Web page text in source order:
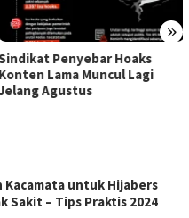
»
Penyebar Hoaks
Konten Lama Muncul Lagi
Agustus
Kacamata untuk Hijabers
Sakit – Tips Praktis 2024